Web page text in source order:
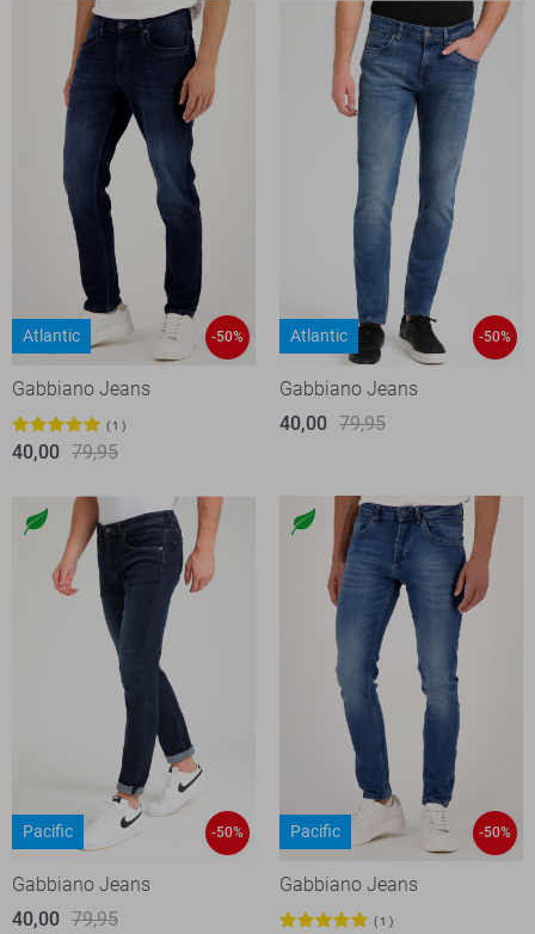
Atlantic -50%
Gabbiano Jeans
1
40,00 79,95
Atlantic -50%
Gabbiano Jeans
40,00 79,95
Pacific -50%
Gabbiano Jeans
40,00 79,95
Pacific -50%
Gabbiano Jeans
1